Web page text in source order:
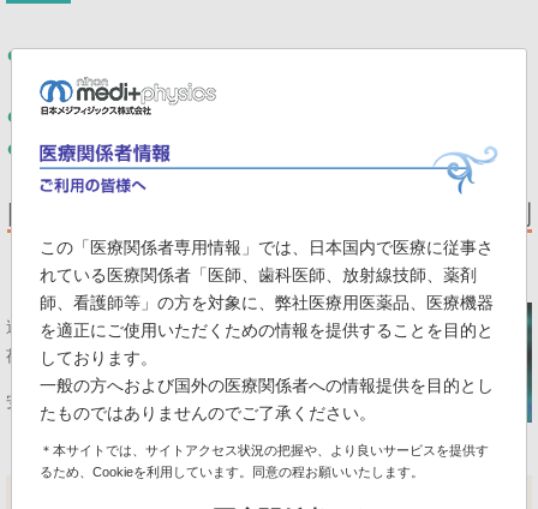
●
で、安静時心エコー図では左室心機能は正常。
● リスク評価のために運動負荷(エルゴメータ)SPECTを実施した。
● 負荷心電図はII，III，aVFにupslope型ST低下1.5mmを認め、陽性。
断するか？
運動負
荷時
安静時
この「医療関係者専用情報」では、日本国内で医療に従事さ
れている医療関係者「医師、歯科医師、放射線技師、薬剤
師、看護師等」の方を対象に、弊社医療用医薬品、医療機器
を適正にご使用いただくための情報を提供することを目的と
しております。
一般の方へおよび国外の医療関係者への情報提供を目的とし
たものではありませんのでご了承ください。
＊本サイトでは、サイトアクセス状況の把握や、より良いサービスを提供す
るため、Cookieを利用しています。同意の程お願いいたします。